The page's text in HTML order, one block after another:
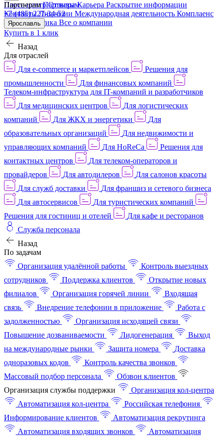
Пресс-центрОтзывыКарьера Раскрытие информации
КонтактыЛицензии Международная деятельность Комплаенс
и деловая этика Все о компании
ПартнерамПартнерам
+7 (485) 227-34-52
Ярославль
Купить в 1 клик
Назад
Для отраслей
Для e-commerce и маркетплейсов
Решения для
промышленности
Для финансовых компаний
Телеком-инфраструктура для IT-компаний и разработчиков
Для медицинских центров
Для логистических
компаний
Для ЖКХ и энергетики
Для
образовательных организаций
Для недвижимости и
управляющих компаний
Для HoReCa
Решения для
контактных центров
Для телеком-операторов и
провайдеров
Для автодилеров
Для салонов красоты
Для служб доставки
Для франшиз и сетевого бизнеса
Для автосервисов
Для туристических компаний
Решения для гостиниц и отелей
Для кафе и ресторанов
Служба персонала
Назад
По задачам
Организация удалённой работы
Контроль выездных
сотрудников
Поддержка клиентов
Открытие новых
филиалов
Организация горячей линии
Входящая
связь
Внедрение телефонии в приложение
Работа с
задолженностью
Организация исходящей связи
Повышение дозваниваемости
Лидогенерация
Выход
на международные рынки
Защита номера
Доставка
одноразовых кодов
Контроль качества звонков
Массовый подбор персонала
Обзвон клиентов
Организация службы поддержки
Организация кол-центра
Автоматизация кол-центра
Российская телефония
Информирование клиентов
Автоматизация рекрутинга
Автоматизация входящих звонков
Автоматизация